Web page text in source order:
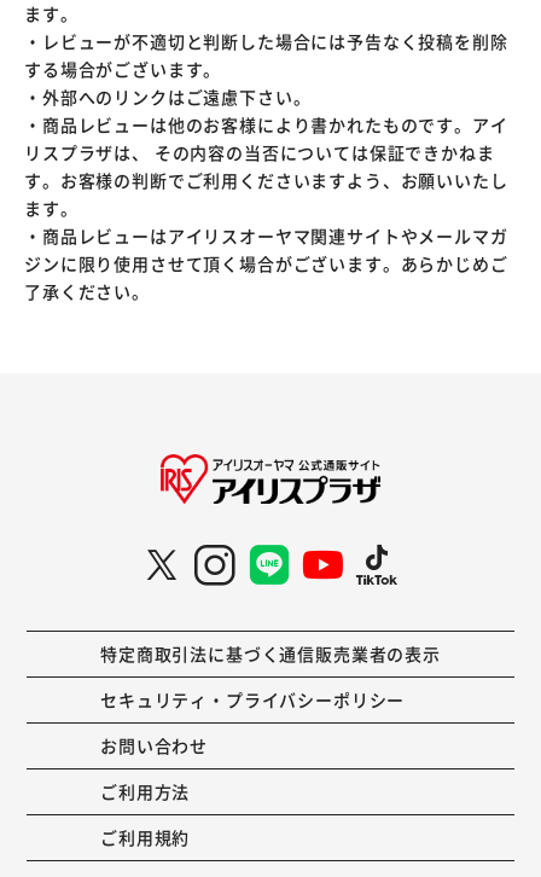
ます。
・レビューが不適切と判断した場合には予告なく投稿を削除
する場合がございます。
・外部へのリンクはご遠慮下さい。
・商品レビューは他のお客様により書かれたものです。アイ
リスプラザは、 その内容の当否については保証できかねま
す。お客様の判断でご利用くださいますよう、お願いいたし
ます。
・商品レビューはアイリスオーヤマ関連サイトやメールマガ
ジンに限り使用させて頂く場合がございます。あらかじめご
了承ください。
特定商取引法に基づく通信販売業者の表示
セキュリティ・プライバシーポリシー
お問い合わせ
ご利用方法
ご利用規約